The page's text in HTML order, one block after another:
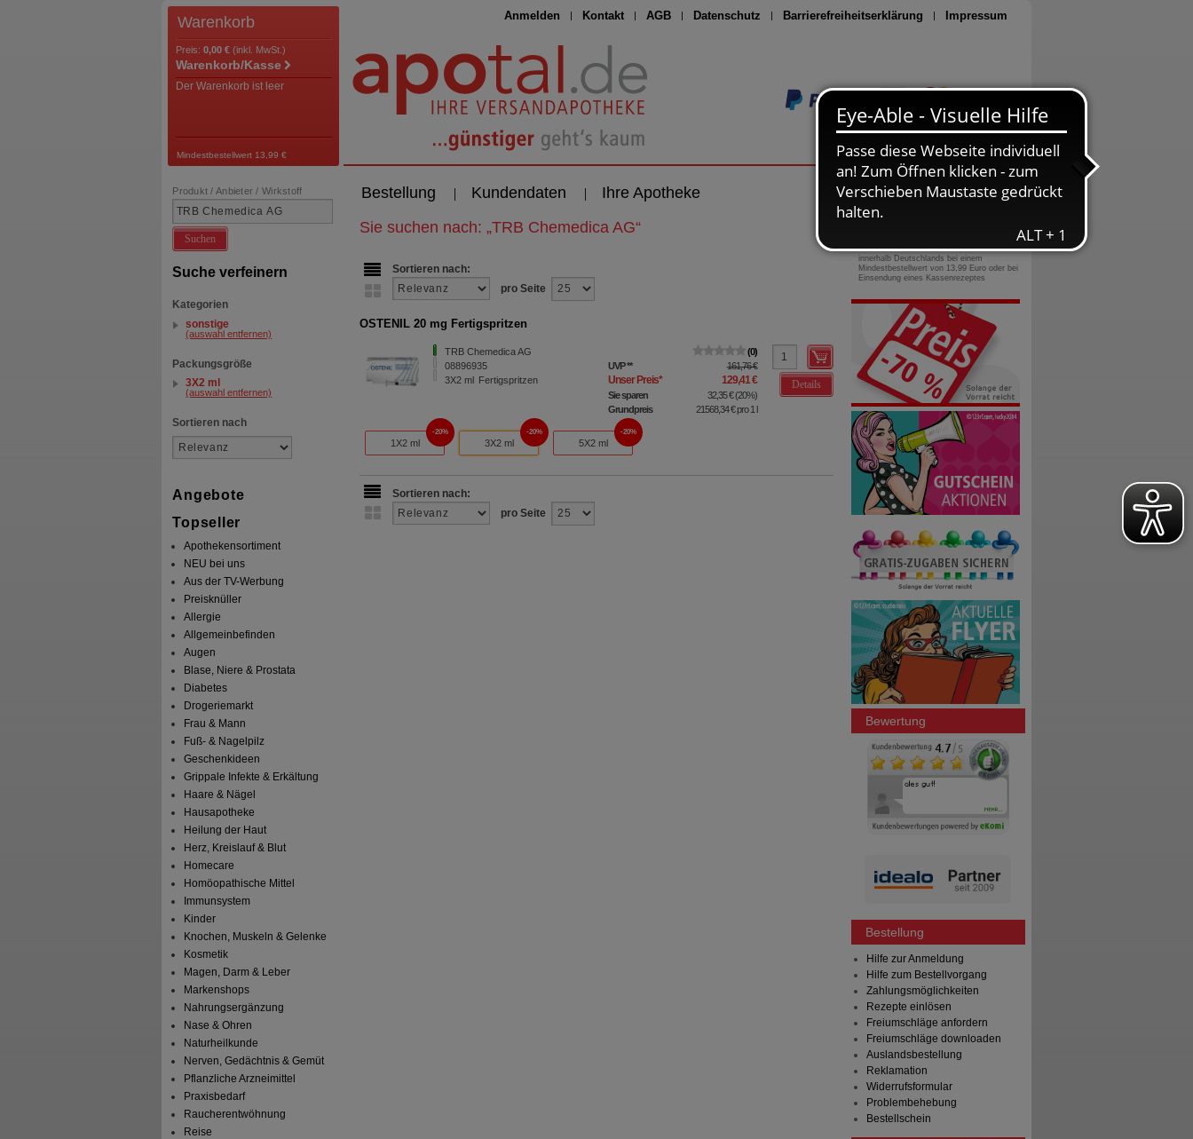
Anmelden Kontakt AGB Datenschutz Barrierefreiheitserklärung Impressum
Seite drucken
Warenkorb
Preis: 0,00 € (inkl. MwSt.)
Warenkorb/Kasse
Der Warenkorb ist leer
Mindestbestellwert 13,99 €
Bestellung Kundendaten Ihre Apotheke
Produkt / Anbieter / Wirkstoff
Suchen
Suche verfeinern
Kategorien
sonstige
(auswahl entfernen)
Packungsgröße
3X2 ml
(auswahl entfernen)
Sortieren nach
Angebote
Topseller
Apothekensortiment
NEU bei uns
Aus der TV-Werbung
Preisknüller
Allergie
Allgemeinbefinden
Augen
Blase, Niere & Prostata
Diabetes
Drogeriemarkt
Frau & Mann
Fuß- & Nagelpilz
Geschenkideen
Grippale Infekte & Erkältung
Haare & Nägel
Hausapotheke
Heilung der Haut
Herz, Kreislauf & Blut
Homecare
Homöopathische Mittel
Immunsystem
Kinder
Knochen, Muskeln & Gelenke
Kosmetik
Magen, Darm & Leber
Markenshops
Nahrungsergänzung
Nase & Ohren
Naturheilkunde
Nerven, Gedächtnis & Gemüt
Pflanzliche Arzneimittel
Praxisbedarf
Raucherentwöhnung
Reise
Sie suchen nach: „TRB Chemedica AG“
Sortieren nach:
pro Seite
OSTENIL 20 mg Fertigspritzen
TRB Chemedica AG
08896935
3X2 ml Fertigspritzen
0
UVP** 161,76 €
Unser Preis* 129,41 €
Sie sparen 32,35 €(20%)
Grundpreis
21568,34 €pro 1 l
Details
1X2 ml
20%
3X2 ml
20%
5X2 ml
20%
Sortieren nach:
pro Seite
0800-10 11 422
gebührenfreie Rufnummer
innerhalb Deutschlands bei einem
Mindestbestellwert von 13,99 Euro oder bei
Einsendung eines Kassenrezeptes
Bewertung
Bestellung
Hilfe zur Anmeldung
Hilfe zum Bestellvorgang
Zahlungsmöglichkeiten
Rezepte einlösen
Freiumschläge anfordern
Freiumschläge downloaden
Auslandsbestellung
Reklamation
Widerrufsformular
Problembehebung
Bestellschein